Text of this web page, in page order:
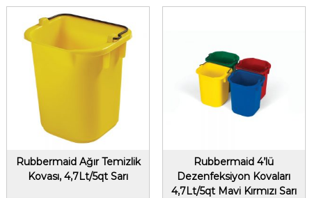
Rubbermaid Ağır Temizlik
Kovası, 4,7Lt/5qt Sarı
Rubbermaid 4’lü
Dezenfeksiyon Kovaları
4,7Lt/5qt Mavi Kırmızı Sarı